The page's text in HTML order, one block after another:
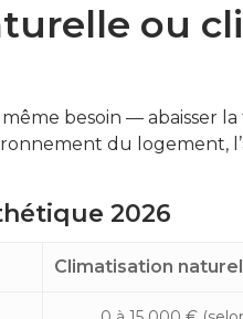
ou
besoin — abaisser
du
2026
Climatisation